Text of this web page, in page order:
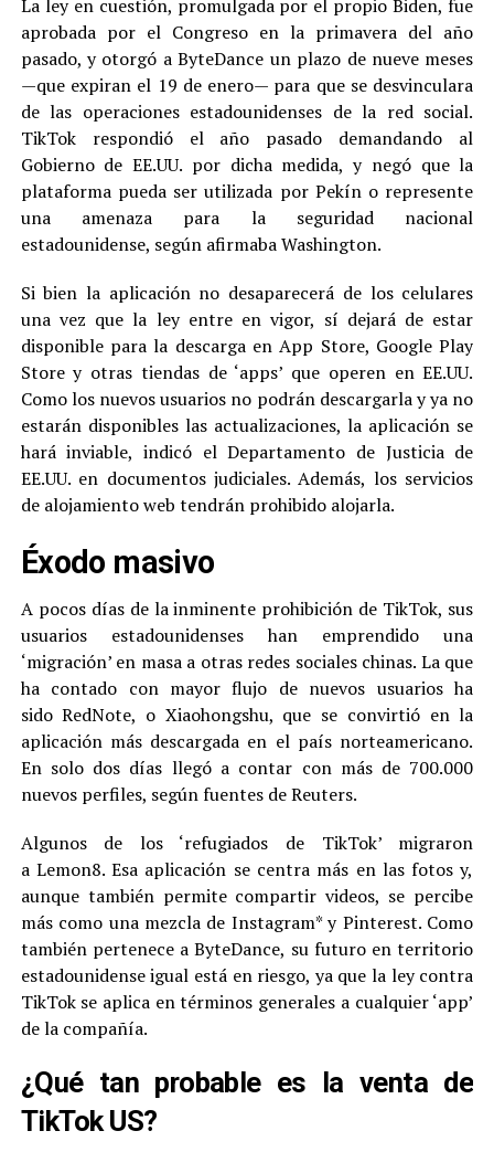
La ley en cuestión, promulgada por el propio Biden, fue
aprobada por el Congreso en la primavera del año
pasado, y otorgó a ByteDance un plazo de nueve meses
—que expiran el 19 de enero— para que se desvinculara
de las operaciones estadounidenses de la red social.
TikTok respondió el año pasado demandando al
Gobierno de EE.UU. por dicha medida, y negó que la
plataforma pueda ser utilizada por Pekín o represente
una amenaza para la seguridad nacional
estadounidense, según afirmaba Washington.
Si bien la aplicación no desaparecerá de los celulares
una vez que la ley entre en vigor, sí dejará de estar
disponible para la descarga en App Store, Google Play
Store y otras tiendas de ‘apps’ que operen en EE.UU.
Como los nuevos usuarios no podrán descargarla y ya no
estarán disponibles las actualizaciones, la aplicación se
hará inviable, indicó el Departamento de Justicia de
EE.UU. en documentos judiciales. Además, los servicios
de alojamiento web tendrán prohibido alojarla.
Éxodo masivo
A pocos días de la inminente prohibición de TikTok, sus
usuarios estadounidenses han emprendido una
‘migración’ en masa a otras redes sociales chinas. La que
ha contado con mayor flujo de nuevos usuarios ha
sido RedNote, o Xiaohongshu, que se convirtió en la
aplicación más descargada en el país norteamericano.
En solo dos días llegó a contar con más de 700.000
nuevos perfiles, según fuentes de Reuters.
Algunos de los ‘refugiados de TikTok’ migraron
a Lemon8. Esa aplicación se centra más en las fotos y,
aunque también permite compartir videos, se percibe
más como una mezcla de Instagram* y Pinterest. Como
también pertenece a ByteDance, su futuro en territorio
estadounidense igual está en riesgo, ya que la ley contra
TikTok se aplica en términos generales a cualquier ‘app’
de la compañía.
¿Qué tan probable es la venta de
TikTok US?